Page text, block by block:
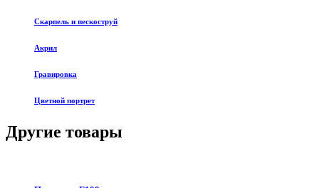
Скарпель и пескоструй
Акрил
Гравировка
Цветной портрет
Другие товары